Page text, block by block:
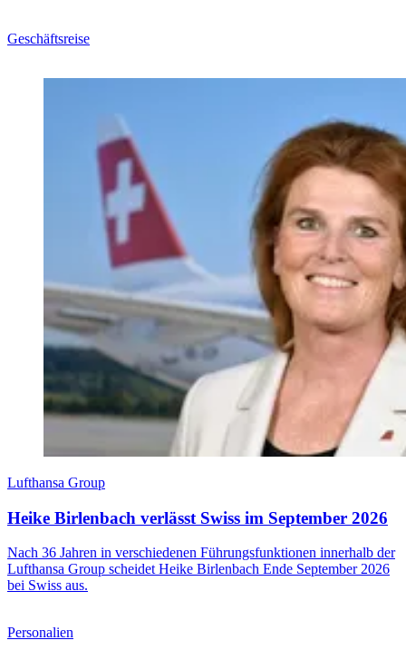
Geschäftsreise
Lufthansa Group
Heike Birlenbach verlässt Swiss im September 2026
Nach 36 Jahren in verschiedenen Führungsfunktionen innerhalb der
Lufthansa Group scheidet Heike Birlenbach Ende September 2026
bei Swiss aus.
Personalien